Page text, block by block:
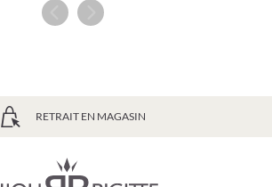
LIVRAISON GRATUITE À PARTIR DE 39€